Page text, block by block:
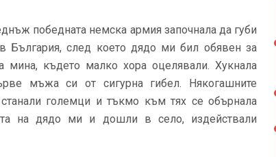
победната немска армия започнала да губи
България, след което дядо ми бил обявен за
където малко хора оцелявали. Хукнала
мъжа си от сигурна гибел. Някогашните
големци и тъкмо към тях се обърнала
на дядо ми и дошли в село, издействали